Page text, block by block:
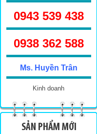
0943 539 438
0938 362 588
Ms. Huyền Trân
Kinh doanh
SẢN PHẨM MỚI
Sinh viên TKN 160
Sinh viên 100 trang